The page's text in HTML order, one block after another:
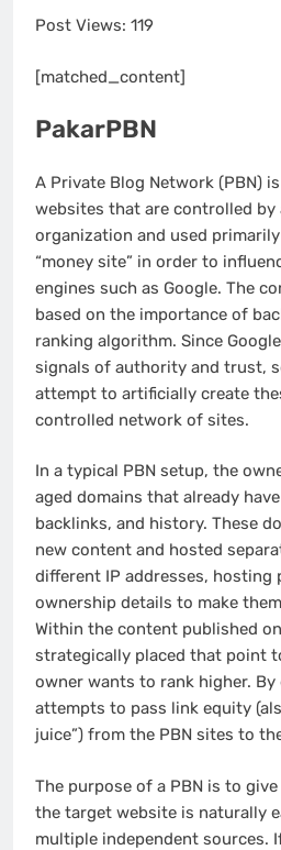
Post Views: 119
[matched_content]
PakarPBN
A Private Blog Network (PBN)
websites that are controlled by
organization and used
“money site” in order to
engines such as Google. The
based on the importance of
ranking algorithm. Since
signals of authority and trust,
attempt to artificially create
controlled network of sites.
In a typical PBN setup, the
aged domains that already
backlinks, and history. These
new content and hosted
different IP addresses, hosting
ownership details to make
Within the content published
strategically placed that point
owner wants to rank higher.
attempts to pass link equity
juice”) from the PBN sites to
The purpose of a PBN is to
the target website is naturally
multiple independent sources.